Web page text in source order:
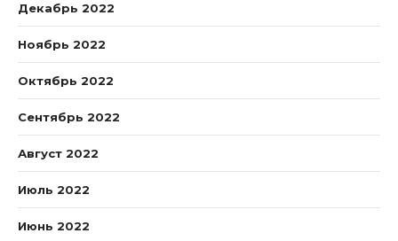
Декабрь 2022
Ноябрь 2022
Октябрь 2022
Сентябрь 2022
Август 2022
Июль 2022
Июнь 2022